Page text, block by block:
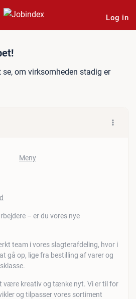
Log in
Slagtersvend
om virksomheden stadig er
– er du vores nye
team i vores slagterafdeling, hvor i
gå op, lige fra bestilling af varer og
være kreativ og tænke nyt. Vi er til for
og tilpasser vores sortiment